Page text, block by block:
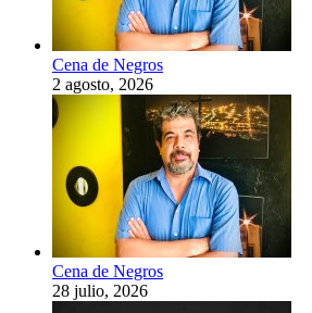
Cena de Negros
2 agosto, 2026
Cena de Negros
28 julio, 2026